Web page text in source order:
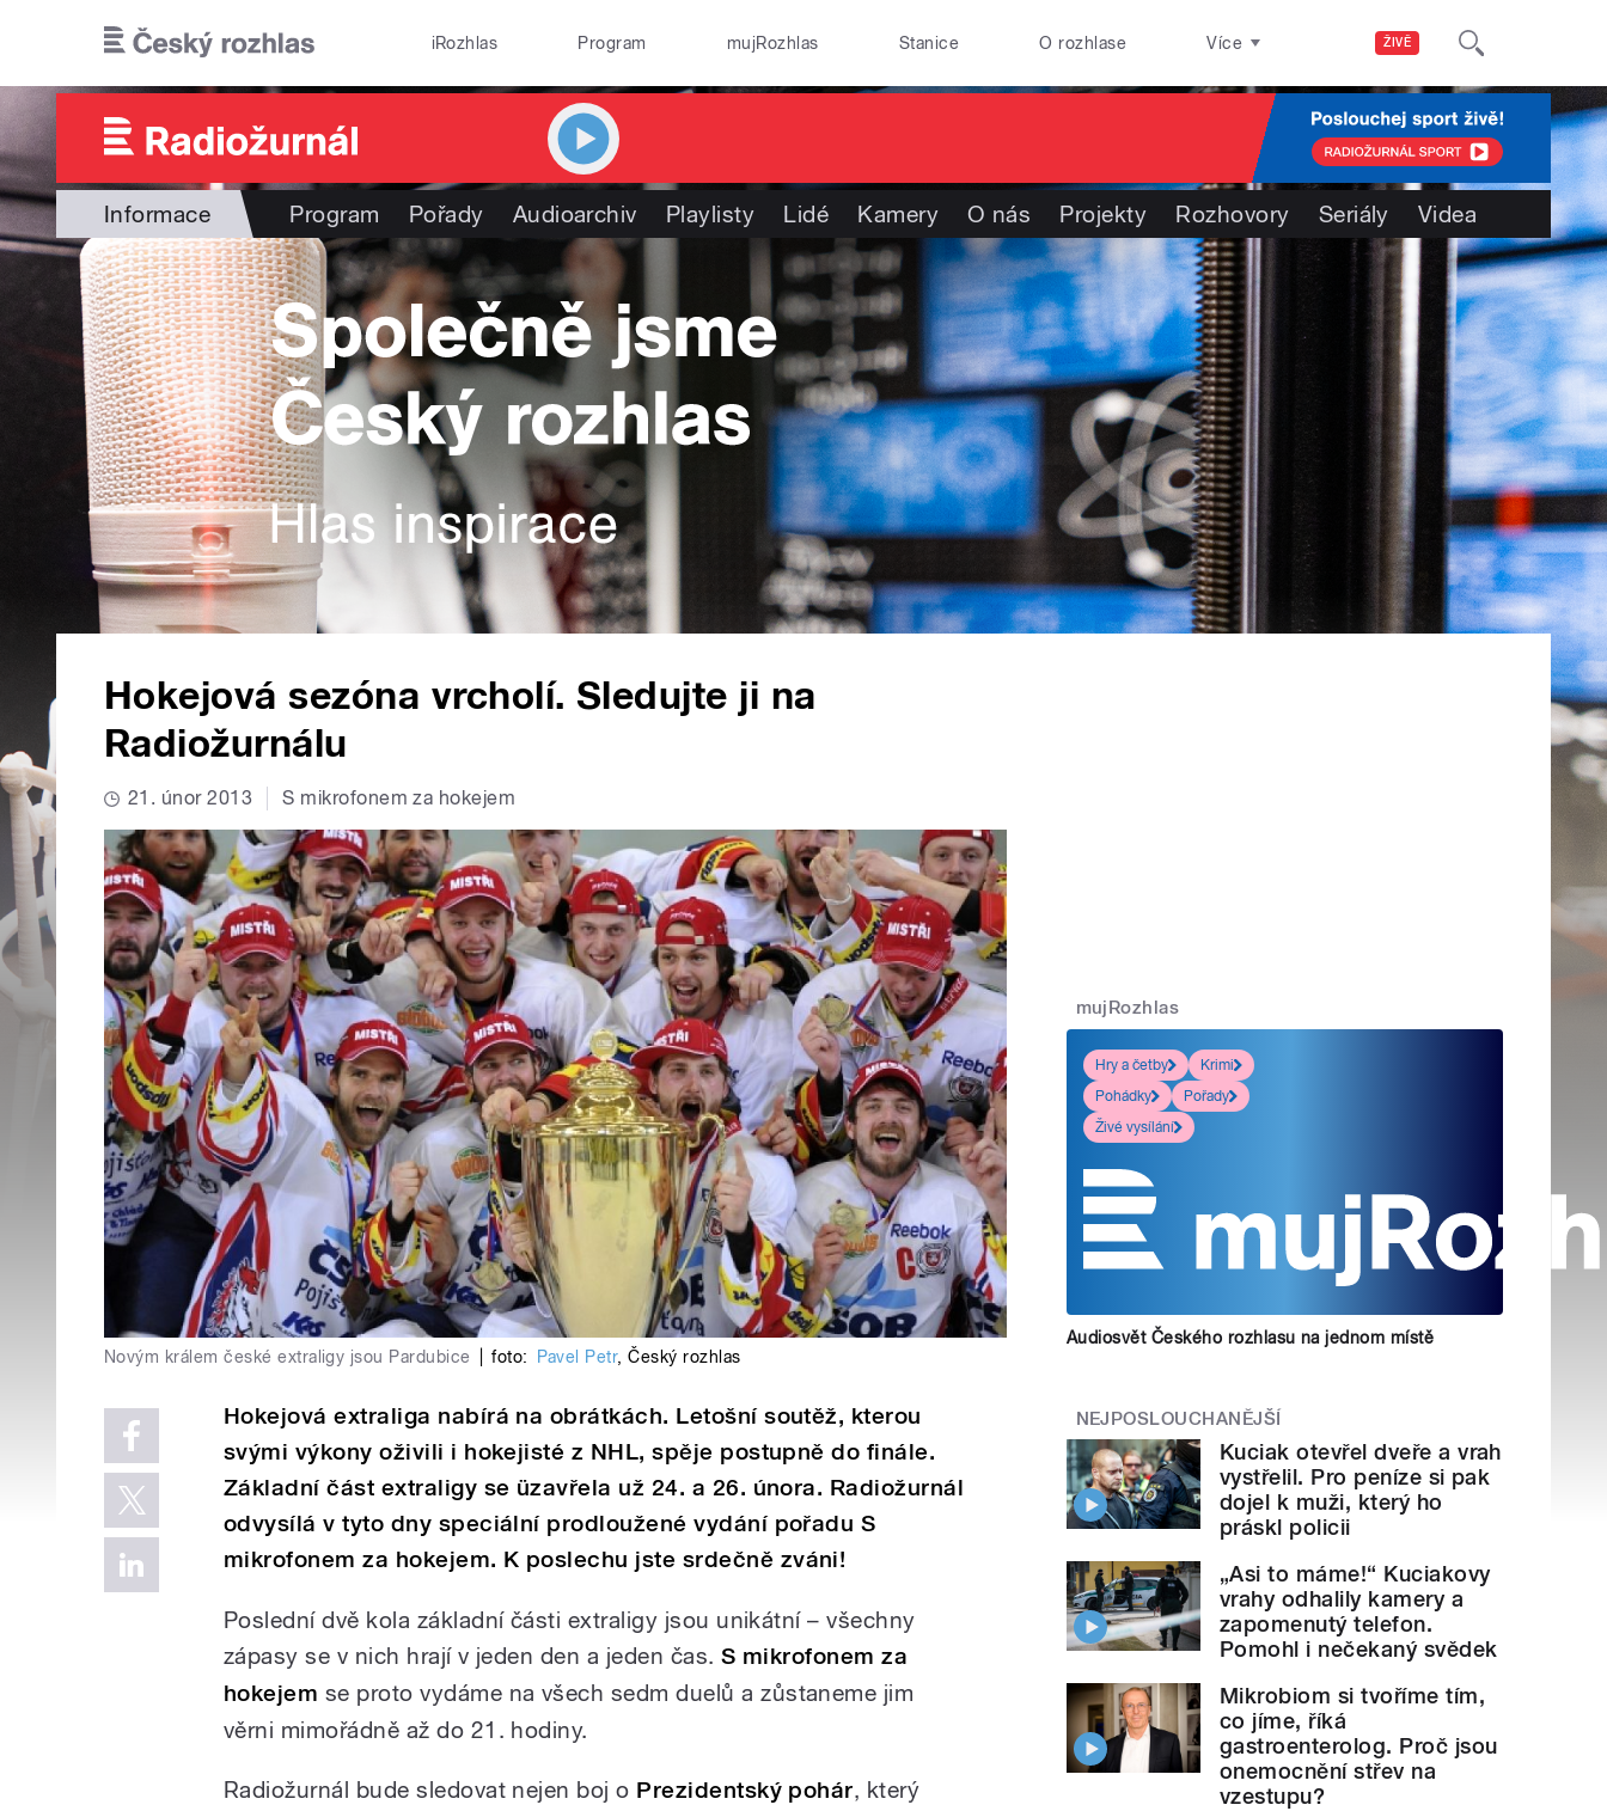
ŽIVĚ
iRozhlas Program mujRozhlas Stanice O rozhlase Více
Informace Program Pořady Audioarchiv Playlisty Lidé Kamery O nás Projekty Rozhovory Seriály Videa
Hokejová sezóna vrcholí. Sledujte ji na
Radiožurnálu
21. únor 2013 S mikrofonem za hokejem
Novým králem české extraligy jsou Pardubice foto: Pavel Petr,Český rozhlas
Hokejová extraliga nabírá na obrátkách. Letošní soutěž, kterou
svými výkony oživili i hokejisté z NHL, spěje postupně do finále.
Základní část extraligy se üzavřela už 24. a 26. února. Radiožurnál
odvysílá v tyto dny speciální prodloužené vydání pořadu S
mikrofonem za hokejem. K poslechu jste srdečně zváni!
Poslední dvě kola základní části extraligy jsou unikátní – všechny
zápasy se v nich hrají v jeden den a jeden čas.S mikrofonem za
hokejem se proto vydáme na všech sedm duelů a zůstaneme jim
věrni mimořádně až do 21. hodiny.
Radiožurnál bude sledovat nejen boj o Prezidentský pohár, který
mujRozhlas
Hry a četby
Krimi
Pohádky
Pořady
Živé vysílání
Audiosvět Českého rozhlasu na jednom místě
NEJPOSLOUCHANĚJŠÍ
Kuciak otevřel dveře a vrah
vystřelil. Pro peníze si pak
dojel k muži, který ho
práskl policii
„Asi to máme!“ Kuciakovy
vrahy odhalily kamery a
zapomenutý telefon.
Pomohl i nečekaný svědek
Mikrobiom si tvoříme tím,
co jíme, říká
gastroenterolog. Proč jsou
onemocnění střev na
vzestupu?